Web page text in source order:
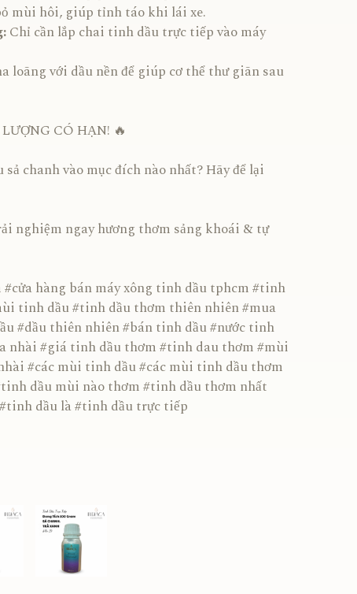
mùi hôi, giúp tỉnh táo khi lái xe.
Chỉ cần lắp chai tinh dầu trực tiếp vào máy
loãng với dầu nền để giúp cơ thể thư giãn sau
CÓ HẠN! 🔥
chanh vào mục đích nào nhất? Hãy để lại
nghiệm ngay hương thơm sảng khoái & tự
hàng bán máy xông tinh dầu tphcm #tinh
tinh dầu #tinh dầu thơm thiên nhiên #mua
#dầu thiên nhiên #bán tinh dầu #nước tinh
nhài #giá tinh dầu thơm #tinh dau thơm #mùi
#các mùi tinh dầu #các mùi tinh dầu thơm
dầu mùi nào thơm #tinh dầu thơm nhất
dầu là #tinh dầu trực tiếp